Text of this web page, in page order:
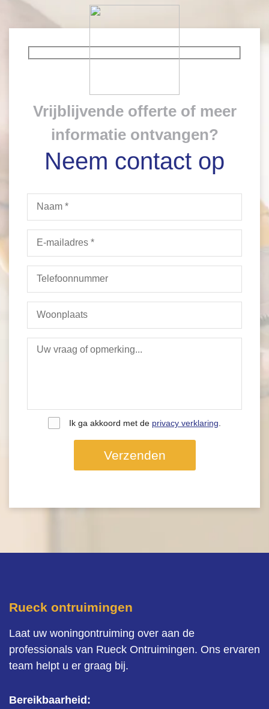
Vrijblijvende offerte of meer
informatie ontvangen?
Neem contact op
Ik ga akkoord met de privacy verklaring
Verzenden
Rueck ontruimingen
Laat uw woningontruiming over aan de
professionals van Rueck Ontruimingen. Ons ervaren
team helpt u er graag bij.
Bereikbaarheid: